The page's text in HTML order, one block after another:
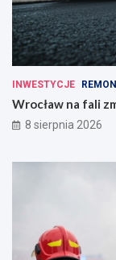
INWESTYCJE
Wrocław na fali
8 sierpnia 2026